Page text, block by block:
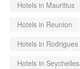
Hotels in Mauritius
Hotels in Reunion
Hotels in Rodrigues
Hotels in Seychelles